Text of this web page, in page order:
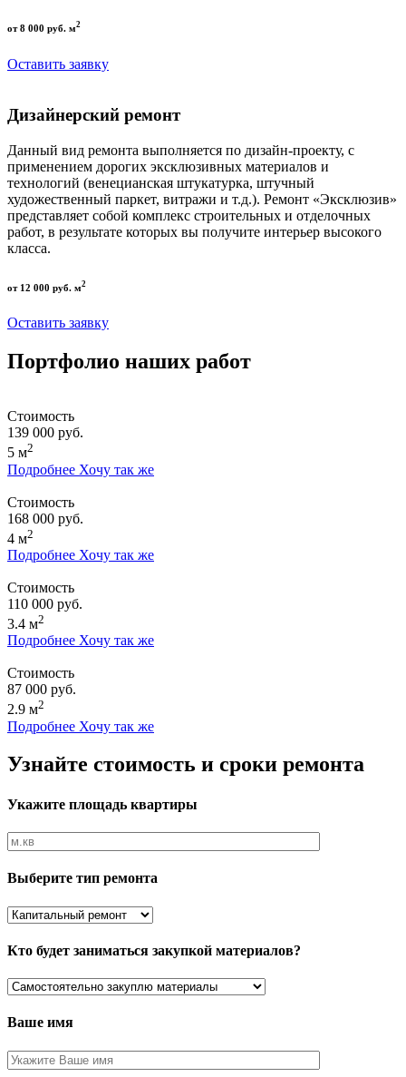
от 8 000 руб. м2
Оставить заявку
Дизайнерский ремонт
Данный вид ремонта выполняется по дизайн-проекту, с
применением дорогих эксклюзивных материалов и
технологий (венецианская штукатурка, штучный
художественный паркет, витражи и т.д.). Ремонт «Эксклюзив»
представляет собой комплекс строительных и отделочных
работ, в результате которых вы получите интерьер высокого
класса.
от 12 000 руб. м2
Оставить заявку
Портфолио наших работ
Стоимость
139 000 руб.
5 м2
Подробнее Хочу так же
Стоимость
168 000 руб.
4 м2
Подробнее Хочу так же
Стоимость
110 000 руб.
3.4 м2
Подробнее Хочу так же
Стоимость
87 000 руб.
2.9 м2
Подробнее Хочу так же
Узнайте стоимость и сроки ремонта
Укажите площадь квартиры
Выберите тип ремонта
Кто будет заниматься закупкой материалов?
Ваше имя